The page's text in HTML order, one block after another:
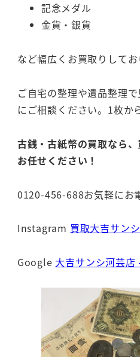
記念メダル
金貨・銀貨
など幅広くお買取りしてお
ご自宅の整理や遺品整理
にご相談ください。1枚か
古銭・古紙幣の買取なら
お任せください！
0120-456-688お気軽にお
Instagram 買取大吉サン
Google 大吉サンシ河芸